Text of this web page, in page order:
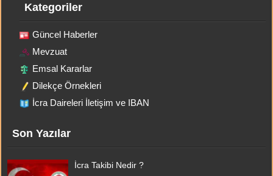
Kategoriler
Güncel Haberler
Mevzuat
Emsal Kararlar
Dilekçe Örnekleri
İcra Daireleri İletişim ve IBAN
Son Yazılar
İcra Takibi Nedir ?